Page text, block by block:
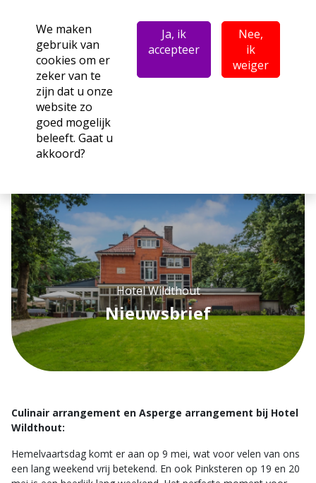
We maken
gebruik van
cookies om er
zeker van te
zijn dat u onze
website zo
goed mogelijk
beleeft. Gaat u
akkoord?
Ja, ik
accepteer
Nee,
ik
weiger
Hotel Wildthout
Nieuwsbrief
Culinair arrangement en Asperge arrangement bij Hotel
Wildthout:
Hemelvaartsdag komt er aan op 9 mei, wat voor velen van ons
een lang weekend vrij betekend. En ook Pinksteren op 19 en 20